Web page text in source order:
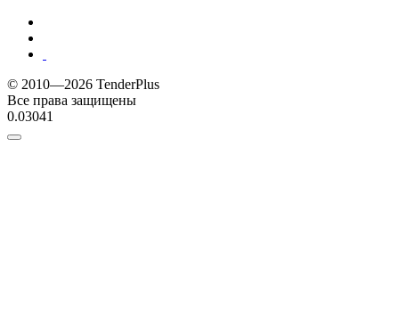
© 2010—2026 TenderPlus
Все права защищены
0.03041